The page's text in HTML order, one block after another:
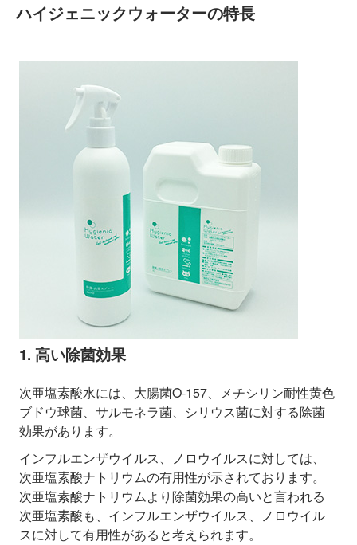
ハイジェニックウォーターの特長
1. 高い除菌効果
次亜塩素酸水には、大腸菌O-157、メチシリン耐性黄色
ブドウ球菌、サルモネラ菌、シリウス菌に対する除菌
効果があります。
インフルエンザウイルス、ノロウイルスに対しては、
次亜塩素酸ナトリウムの有用性が示されております。
次亜塩素酸ナトリウムより除菌効果の高いと言われる
次亜塩素酸も、インフルエンザウイルス、ノロウイル
スに対して有用性があると考えられます。